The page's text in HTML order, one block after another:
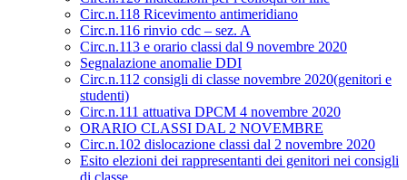
Circ.n.118 Ricevimento antimeridiano
Circ.n.116 rinvio cdc – sez. A
Circ.n.113 e orario classi dal 9 novembre 2020
Segnalazione anomalie DDI
Circ.n.112 consigli di classe novembre 2020(genitori e
studenti)
Circ.n.111 attuativa DPCM 4 novembre 2020
ORARIO CLASSI DAL 2 NOVEMBRE
Circ.n.102 dislocazione classi dal 2 novembre 2020
Esito elezioni dei rappresentanti dei genitori nei consigli